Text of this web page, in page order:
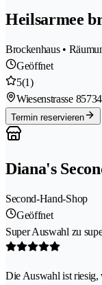
Heilsarmee
Brockenhaus •
Geöffnet
5(1)
Wiesenstrasse 8
Termin reservieren
Diana's
Second-Hand-Shop
Geöffnet
Super Auswahl zu
Die Auswahl ist riesig,